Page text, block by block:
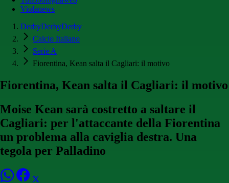
Violanews
DerbyDerbyDerby
Calcio Italiano
Serie A
Fiorentina, Kean salta il Cagliari: il motivo
Fiorentina, Kean salta il Cagliari: il motivo
Moise Kean sarà costretto a saltare il
Cagliari: per l'attaccante della Fiorentina
un problema alla caviglia destra. Una
tegola per Palladino